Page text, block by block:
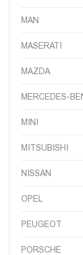
MAN
MASERATI
MAZDA
MERCEDES-
MINI
MITSUBISHI
NISSAN
OPEL
PEUGEOT
PORSCHE